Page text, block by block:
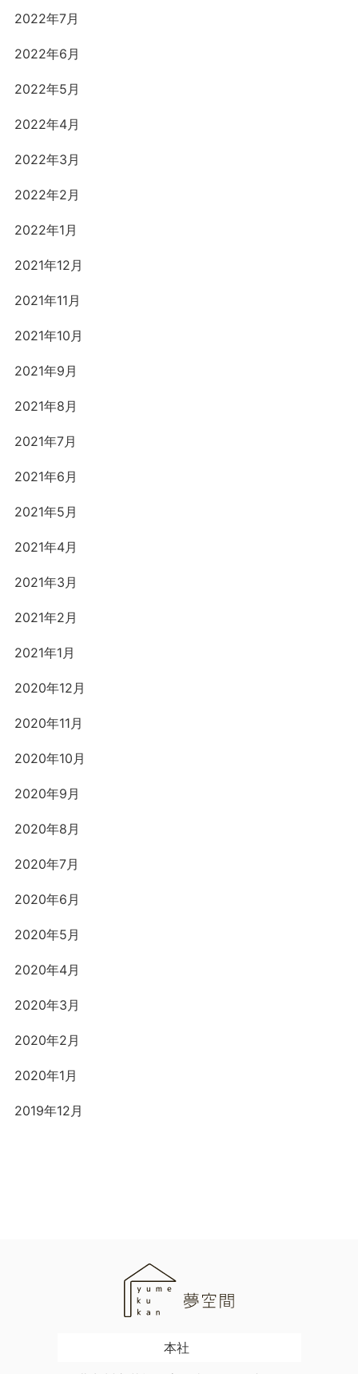
2022年7月
2022年6月
2022年5月
2022年4月
2022年3月
2022年2月
2022年1月
2021年12月
2021年11月
2021年10月
2021年9月
2021年8月
2021年7月
2021年6月
2021年5月
2021年4月
2021年3月
2021年2月
2021年1月
2020年12月
2020年11月
2020年10月
2020年9月
2020年8月
2020年7月
2020年6月
2020年5月
2020年4月
2020年3月
2020年2月
2020年1月
2019年12月
本社